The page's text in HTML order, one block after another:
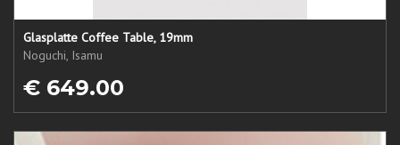
Glasplatte Coffee Table, 19mm
Noguchi, Isamu
€ 649.00